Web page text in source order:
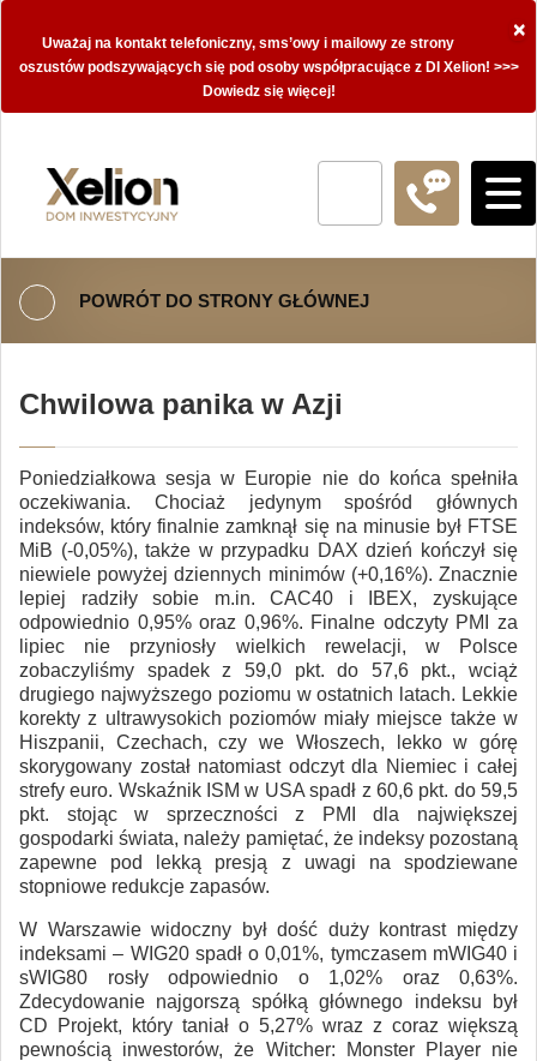
×
Uważaj na kontakt telefoniczny, sms’owy i mailowy ze strony
oszustów podszywających się pod osoby współpracujące z DI Xelion! >>>
Dowiedz się więcej!
POWRÓT DO STRONY GŁÓWNEJ
Chwilowa panika w Azji
Poniedziałkowa sesja w Europie nie do końca spełniła
oczekiwania. Chociaż jedynym spośród głównych
indeksów, który finalnie zamknął się na minusie był FTSE
MiB (-0,05%), także w przypadku DAX dzień kończył się
niewiele powyżej dziennych minimów (+0,16%). Znacznie
lepiej radziły sobie m.in. CAC40 i IBEX, zyskujące
odpowiednio 0,95% oraz 0,96%. Finalne odczyty PMI za
lipiec nie przyniosły wielkich rewelacji, w Polsce
zobaczyliśmy spadek z 59,0 pkt. do 57,6 pkt., wciąż
drugiego najwyższego poziomu w ostatnich latach. Lekkie
korekty z ultrawysokich poziomów miały miejsce także w
Hiszpanii, Czechach, czy we Włoszech, lekko w górę
skorygowany został natomiast odczyt dla Niemiec i całej
strefy euro. Wskaźnik ISM w USA spadł z 60,6 pkt. do 59,5
pkt. stojąc w sprzeczności z PMI dla największej
gospodarki świata, należy pamiętać, że indeksy pozostaną
zapewne pod lekką presją z uwagi na spodziewane
stopniowe redukcje zapasów.
W Warszawie widoczny był dość duży kontrast między
indeksami – WIG20 spadł o 0,01%, tymczasem mWIG40 i
sWIG80 rosły odpowiednio o 1,02% oraz 0,63%.
Zdecydowanie najgorszą spółką głównego indeksu był
CD Projekt, który taniał o 5,27% wraz z coraz większą
pewnością inwestorów, że Witcher: Monster Player nie